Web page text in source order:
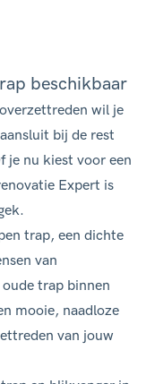
beschikbaar
wil je
bij de rest
je nu kiest voor een
Expert is
trap, een dichte
van
trap binnen
mooie, naadloze
van jouw